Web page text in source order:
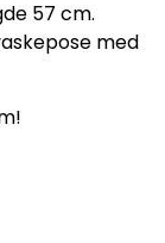
57 cm.
med